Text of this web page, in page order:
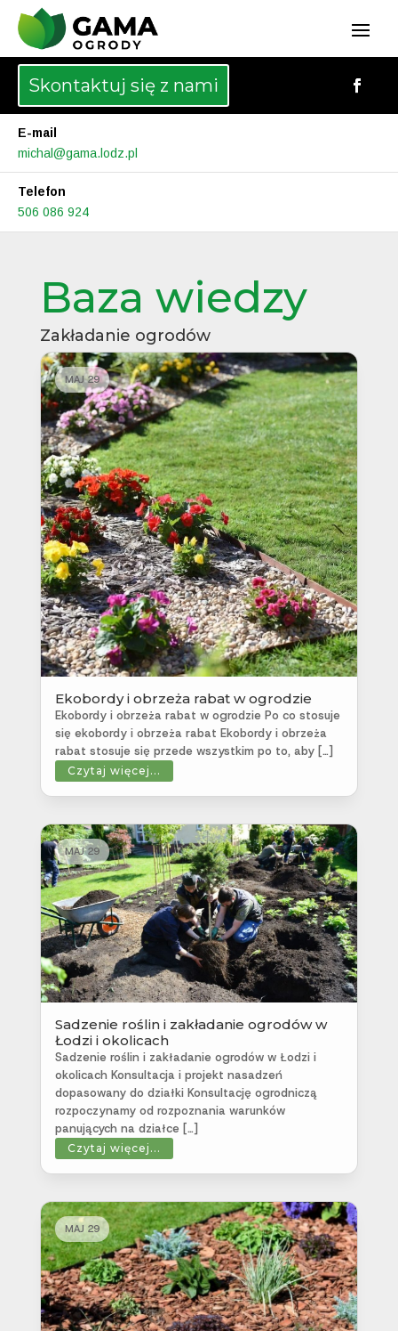
E-mail
michal@gama.lodz.pl
Telefon
506 086 924
Skontaktuj się z nami
Baza wiedzy
Zakładanie ogrodów
MAJ 29
Ekobordy i obrzeża rabat w ogrodzie
Ekobordy i obrzeża rabat w ogrodzie Po co stosuje
się ekobordy i obrzeża rabat Ekobordy i obrzeża
rabat stosuje się przede wszystkim po to, aby […]
Czytaj więcej...
MAJ 29
Sadzenie roślin i zakładanie ogrodów w
Łodzi i okolicach
Sadzenie roślin i zakładanie ogrodów w Łodzi i
okolicach Konsultacja i projekt nasadzeń
dopasowany do działki Konsultację ogrodniczą
rozpoczynamy od rozpoznania warunków
panujących na działce […]
Czytaj więcej...
MAJ 29